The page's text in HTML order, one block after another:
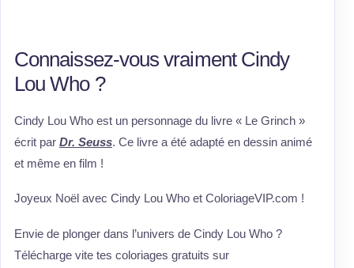
Connaissez-vous vraiment Cindy
Lou Who ?
Cindy Lou Who est un personnage du livre « Le Grinch »
écrit par Dr. Seuss. Ce livre a été adapté en dessin animé
et même en film !
Joyeux Noël avec Cindy Lou Who et ColoriageVIP.com !
Envie de plonger dans l’univers de Cindy Lou Who ?
Télécharge vite tes coloriages gratuits sur